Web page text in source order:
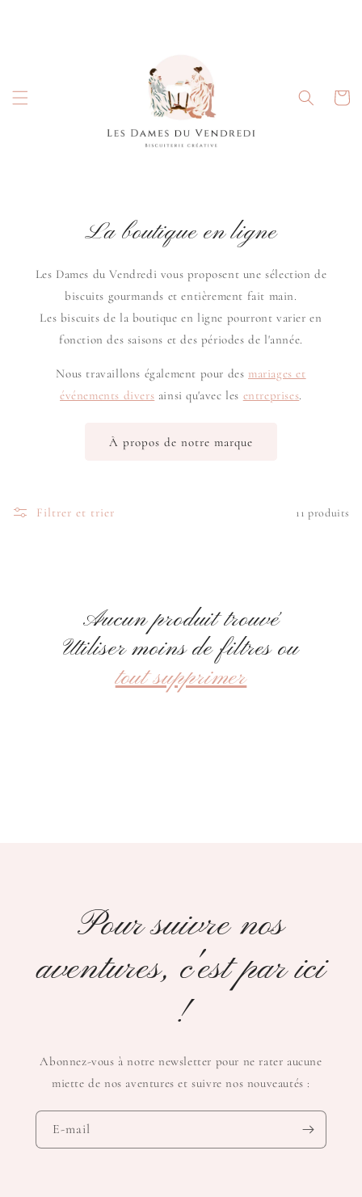
Panier
La boutique en ligne
Les Dames du Vendredi vous proposent une sélection de
biscuits gourmands et entièrement fait main.
Les biscuits de la boutique en ligne pourront varier en
fonction des saisons et des périodes de l'année.
Nous travaillons également pour des mariages et
événements divers ainsi qu'avec les entreprises.
À propos de notre marque
Filtrer et trier 11 produits
Aucun produit trouvé
Utiliser moins de filtres ou
tout supprimer
Pour suivre nos
aventures, c'est par ici
!
Abonnez-vous à notre newsletter pour ne rater aucune
miette de nos aventures et suivre nos nouveautés :
E-mail